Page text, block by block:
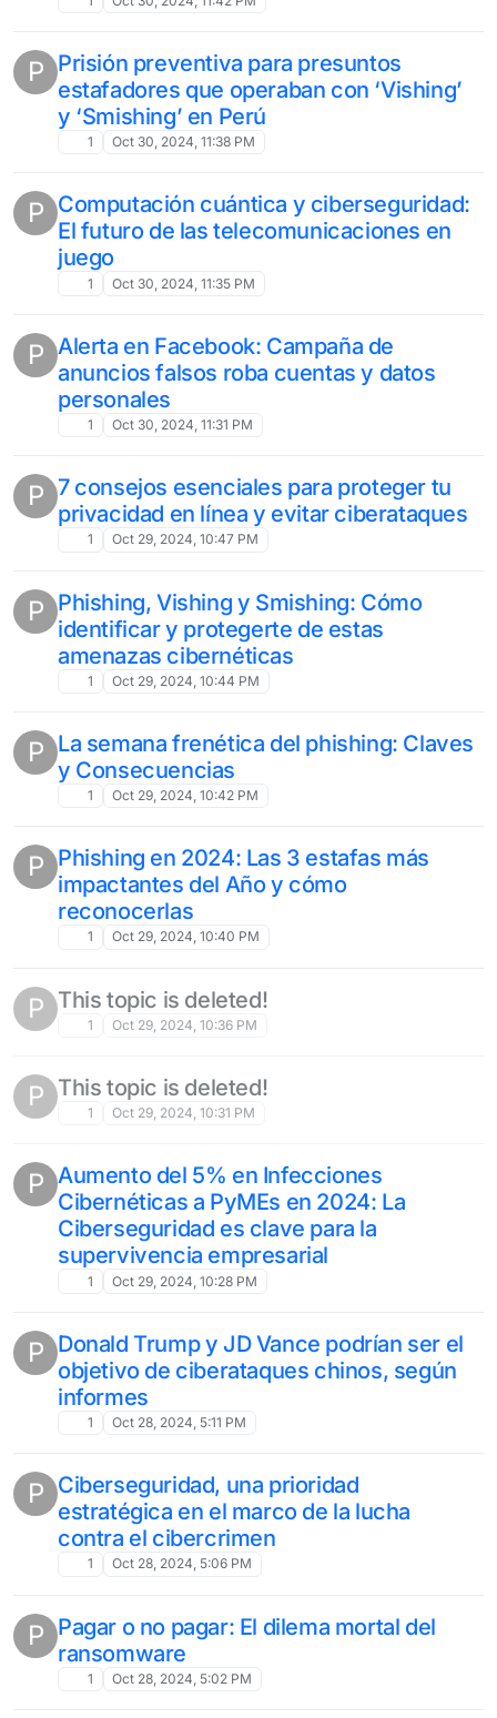
P Prisión preventiva para presuntos
estafadores que operaban con ‘Vishing’
y ‘Smishing’ en Perú
1 Oct 30, 2024, 11:38 PM
P Computación cuántica y ciberseguridad:
El futuro de las telecomunicaciones en
juego
1 Oct 30, 2024, 11:35 PM
P Alerta en Facebook: Campaña de
anuncios falsos roba cuentas y datos
personales
1 Oct 30, 2024, 11:31 PM
P 7 consejos esenciales para proteger tu
privacidad en línea y evitar ciberataques
1 Oct 29, 2024, 10:47 PM
P Phishing, Vishing y Smishing: Cómo
identificar y protegerte de estas
amenazas cibernéticas
1 Oct 29, 2024, 10:44 PM
P La semana frenética del phishing: Claves
y Consecuencias
1 Oct 29, 2024, 10:42 PM
P Phishing en 2024: Las 3 estafas más
impactantes del Año y cómo
reconocerlas
1 Oct 29, 2024, 10:40 PM
P This topic is deleted!
1 Oct 29, 2024, 10:36 PM
P This topic is deleted!
1 Oct 29, 2024, 10:31 PM
P Aumento del 5% en Infecciones
Cibernéticas a PyMEs en 2024: La
Ciberseguridad es clave para la
supervivencia empresarial
1 Oct 29, 2024, 10:28 PM
P Donald Trump y JD Vance podrían ser el
objetivo de ciberataques chinos, según
informes
1 Oct 28, 2024, 5:11 PM
P Ciberseguridad, una prioridad
estratégica en el marco de la lucha
contra el cibercrimen
1 Oct 28, 2024, 5:06 PM
P Pagar o no pagar: El dilema mortal del
ransomware
1 Oct 28, 2024, 5:02 PM